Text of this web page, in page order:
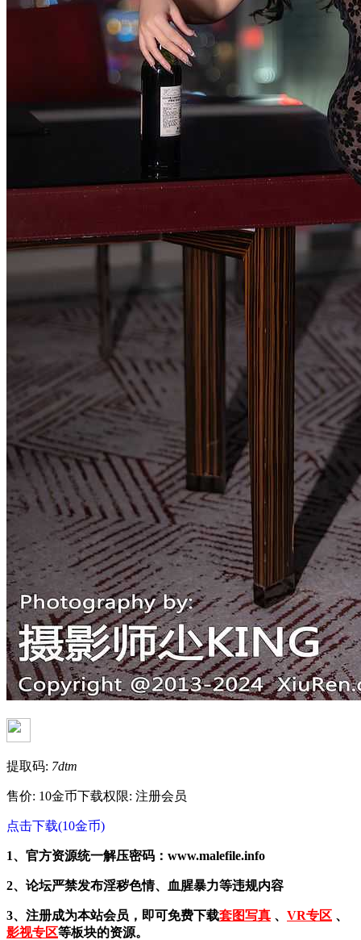
提取码: 7dtm
售价: 10金币下载权限: 注册会员
点击下载(10金币)
1、官方资源统一解压密码：www.malefile.info
2、论坛严禁发布淫秽色情、血腥暴力等违规内容
3、注册成为本站会员，即可免费下载套图写真 、 VR专区 、
影视专区等板块的资源。